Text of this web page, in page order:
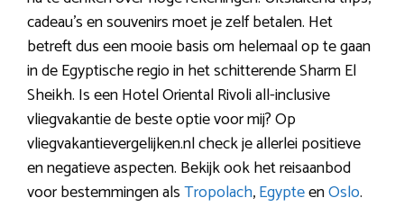
cadeau’s en souvenirs moet je zelf betalen. Het
betreft dus een mooie basis om helemaal op te gaan
in de Egyptische regio in het schitterende Sharm El
Sheikh. Is een Hotel Oriental Rivoli all-inclusive
vliegvakantie de beste optie voor mij? Op
vliegvakantievergelijken.nl check je allerlei positieve
en negatieve aspecten. Bekijk ook het reisaanbod
voor bestemmingen alsTropolach,EgypteenOslo.